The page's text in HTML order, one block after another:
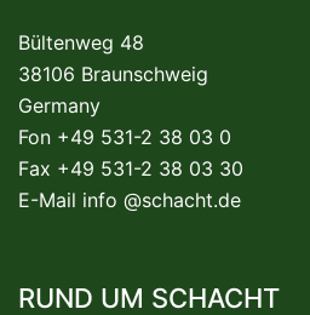
Bültenweg 48
38106 Braunschweig
Germany
Fon +49 531-2 38 03 0
Fax +49 531-2 38 03 30
E-Mail info @schacht.de
RUND UM SCHACHT